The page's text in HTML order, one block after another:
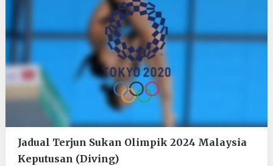
Jadual Terjun Sukan Olimpik 2024 Malaysia
Keputusan (Diving)